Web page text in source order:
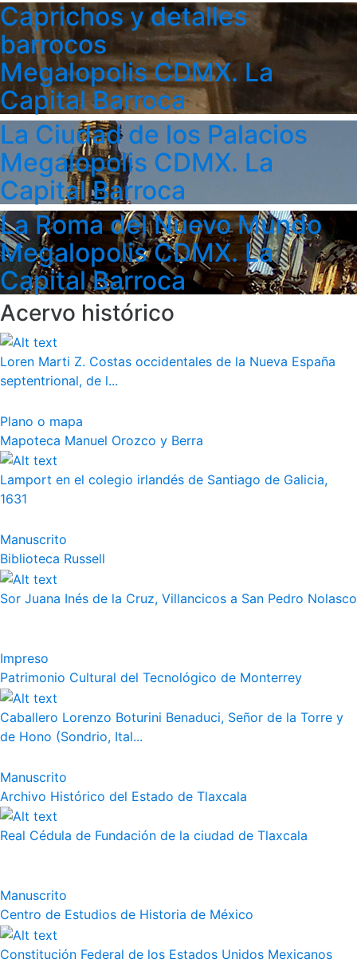
Caprichos y detalles
barrocos
Megalopolis CDMX. La
Capital Barroca
La Ciudad de los Palacios
Megalopolis CDMX. La
Capital Barroca
La Roma del Nuevo Mundo
Megalopolis CDMX. La
Capital Barroca
Acervo histórico
Loren Marti Z. Costas occidentales de la Nueva España
septentrional, de l...
Plano o mapa
Mapoteca Manuel Orozco y Berra
Lamport en el colegio irlandés de Santiago de Galicia,
1631
Manuscrito
Biblioteca Russell
Sor Juana Inés de la Cruz, Villancicos a San Pedro Nolasco
Impreso
Patrimonio Cultural del Tecnológico de Monterrey
Caballero Lorenzo Boturini Benaduci, Señor de la Torre y
de Hono (Sondrio, Ital...
Manuscrito
Archivo Histórico del Estado de Tlaxcala
Real Cédula de Fundación de la ciudad de Tlaxcala
Manuscrito
Centro de Estudios de Historia de México
Constitución Federal de los Estados Unidos Mexicanos